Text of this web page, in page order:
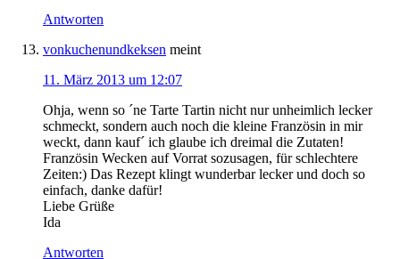
Antworten
vonkuchenundkeksen meint
11. März 2013 um 12:07
Ohja, wenn so ´ne Tarte Tartin nicht nur unheimlich lecker
schmeckt, sondern auch noch die kleine Französin in mir
weckt, dann kauf´ ich glaube ich dreimal die Zutaten!
Französin Wecken auf Vorrat sozusagen, für schlechtere
Zeiten:) Das Rezept klingt wunderbar lecker und doch so
einfach, danke dafür!
Liebe Grüße
Ida
Antworten